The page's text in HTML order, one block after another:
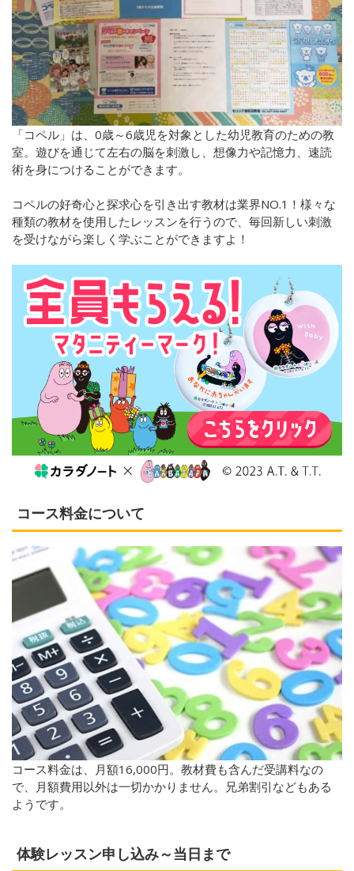
「コペル」は、0歳～6歳児を対象とした幼児教育のための教
室。遊びを通じて左右の脳を刺激し、想像力や記憶力、速読
術を身につけることができます。
コペルの好奇心と探求心を引き出す教材は業界NO.1！様々な
種類の教材を使用したレッスンを行うので、毎回新しい刺激
を受けながら楽しく学ぶことができますよ！
コース料金について
コース料金は、月額16,000円。教材費も含んだ受講料なの
で、月額費用以外は一切かかりません。兄弟割引などもある
ようです。
体験レッスン申し込み～当日まで